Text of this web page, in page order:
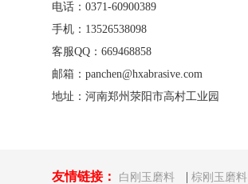
电话：0371-60900389
手机：13526538098
客服QQ：669468858
邮箱：panchen@hxabrasive.com
地址：河南郑州荥阳市高村工业园
友情链接： 白刚玉磨料 | 棕刚玉磨料